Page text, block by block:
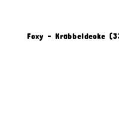
Foxy – Krabbeldecke